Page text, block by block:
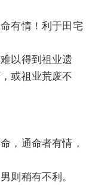
有情！利于田宅
以得到祖业遗
或祖业荒废不
，通命者有情，
则稍有不利。